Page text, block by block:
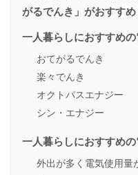
がるでんき」がおすすめ
一人暮らしにおすすめ
おてがるでんき
楽々でんき
オクトパスエナジー
シン・エナジー
一人暮らしにおすすめ
外出が多く電気使用量